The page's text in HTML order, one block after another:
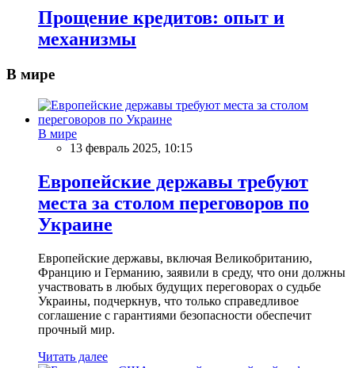
Прощение кредитов: опыт и
механизмы
В мире
В мире
13 февраль 2025, 10:15
Европейские державы требуют
места за столом переговоров по
Украине
Европейские державы, включая Великобританию,
Францию и Германию, заявили в среду, что они должны
участвовать в любых будущих переговорах о судьбе
Украины, подчеркнув, что только справедливое
соглашение с гарантиями безопасности обеспечит
прочный мир.
Читать далее